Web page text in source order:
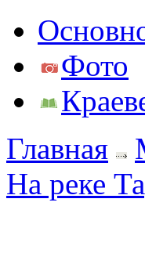
Фото
Главная
На реке